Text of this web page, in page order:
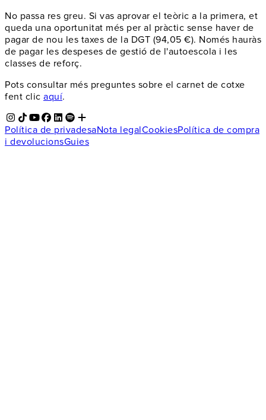
No passa res greu. Si vas aprovar el teòric a la primera, et
queda una oportunitat més per al pràctic sense haver de
pagar de nou les taxes de la DGT (94,05 €). Només hauràs
de pagar les despeses de gestió de l'autoescola i les
classes de reforç.
Pots consultar més preguntes sobre el carnet de cotxe
fent clic aquí.
Política de privadesaNota legalCookiesPolítica de compra
i devolucionsGuies